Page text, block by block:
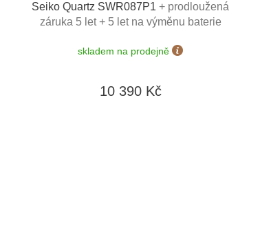
Seiko Quartz SWR087P1+ prodloužená
záruka 5 let + 5 let na výměnu baterie
skladem na prodejně
10 390 Kč